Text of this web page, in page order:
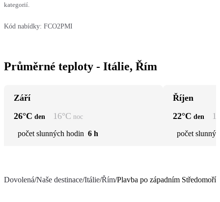
kategorií.
Kód nabídky: FCO2PMI
Průměrné teploty - Itálie, Řím
Září
26°C den 16°C noc
počet slunných hodin 6 h
Říjen
22°C den
počet
Dovolená/Naše destinace/Itálie/Řím/Plavba po západním Středomoří